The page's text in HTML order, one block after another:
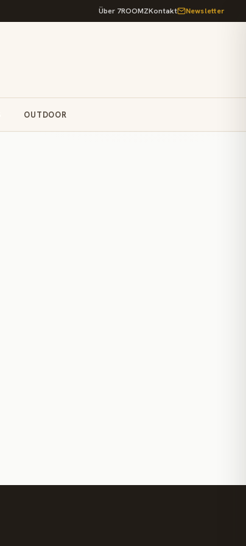
Über 7ROOMZKontakt Newsletter
OUTDOOR